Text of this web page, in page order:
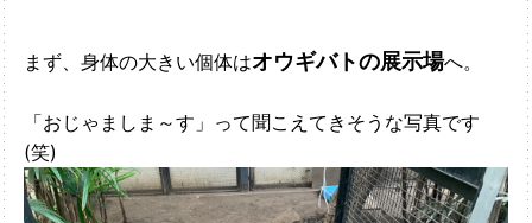
まず、身体の大きい個体はオウギバトの展示場へ。
「おじゃましま～す」って聞こえてきそうな写真です
(笑)